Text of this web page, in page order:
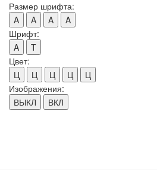
Размер шрифта:
A
A A
A
Шрифт:
A
T
Цвет:
Ц
Ц Ц Ц
Ц
Изображения:
ВЫКЛ
ВКЛ